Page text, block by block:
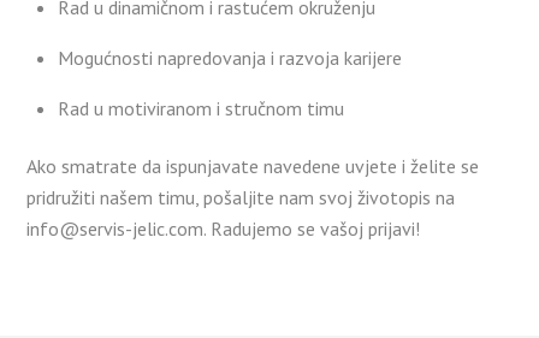
Rad u dinamičnom i rastućem okruženju
Mogućnosti napredovanja i razvoja karijere
Rad u motiviranom i stručnom timu
Ako smatrate da ispunjavate navedene uvjete i želite se
pridružiti našem timu, pošaljite nam svoj životopis na
info@servis-jelic.com. Radujemo se vašoj prijavi!